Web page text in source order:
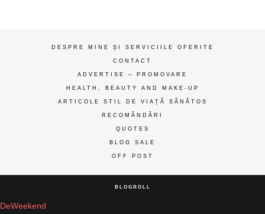
DESPRE MINE ȘI SERVICIILE OFERITE
CONTACT
ADVERTISE – PROMOVARE
HEALTH, BEAUTY AND MAKE-UP
ARTICOLE STIL DE VIAȚĂ SĂNĂTOS
RECOMĂNDĂRI
QUOTES
BLOG SALE
OFF POST
BLOGROLL
DeWeekend